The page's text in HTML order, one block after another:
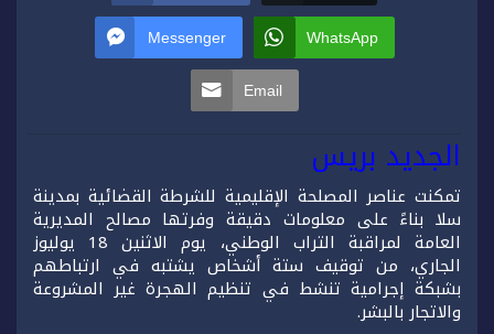
Messenger WhatsApp
Email
الجديد بريس
تمكنت عناصر المصلحة الإقليمية للشرطة القضائية بمدينة
سلا بناءً على معلومات دقيقة وفرتها مصالح المديرية
العامة لمراقبة التراب الوطني، يوم الاثنين 18 يوليوز
الجاري، من توقيف ستة أشخاص يشتبه في ارتباطهم
بشبكة إجرامية تنشط في تنظيم الهجرة غير المشروعة
والاتجار بالبشر.